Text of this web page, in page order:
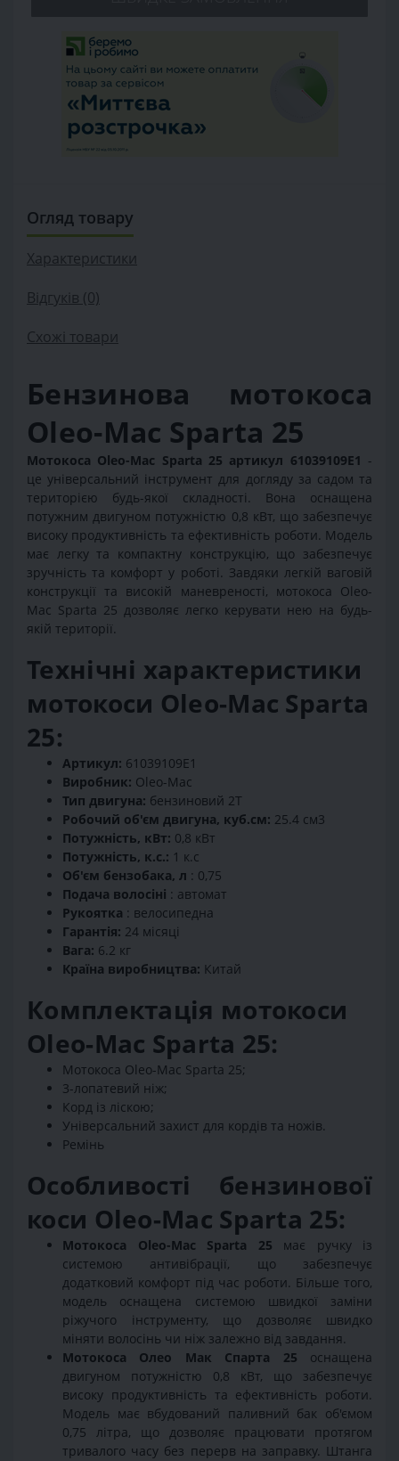
Огляд товару
Характеристики
Відгуків (0)
Схожі товари
Бензинова мотокоса
Oleo-Mac Sparta 25
Мотокоса Oleo-Mac Sparta 25 артикул 61039109E1 -
це універсальний інструмент для догляду за садом та
територією будь-якої складності. Вона оснащена
потужним двигуном потужністю 0,8 кВт, що забезпечує
високу продуктивність та ефективність роботи. Модель
має легку та компактну конструкцію, що забезпечує
зручність та комфорт у роботі. Завдяки легкій ваговій
конструкції та високій маневреності, мотокоса Oleo-
Mac Sparta 25 дозволяє легко керувати нею на будь-
якій території.
Технічні характеристики
мотокоси Oleo-Mac Sparta
25:
Артикул: 61039109E1
Виробник: Oleo-Mac
Тип двигуна: бензиновий 2Т
Робочий об'єм двигуна, куб.см: 25.4 см3
Потужність, кВт: 0,8 кВт
Потужність, к.с.: 1 к.с
Об'єм бензобака, л : 0,75
Подача волосіні : автомат
Рукоятка : велосипедна
Гарантія: 24 місяці
Вага: 6.2 кг
Країна виробництва: Китай
Комплектація мотокоси
Oleo-Mac Sparta 25:
Мотокоса Oleo-Mac Sparta 25;
3-лопатевий ніж;
Корд із ліскою;
Універсальний захист для кордів та ножів.
Ремінь
Особливості бензинової
коси Oleo-Mac Sparta 25:
Мотокоса Oleo-Mac Sparta 25 має ручку із
системою антивібрації, що забезпечує
додатковий комфорт під час роботи. Більше того,
модель оснащена системою швидкої заміни
ріжучого інструменту, що дозволяє швидко
міняти волосінь чи ніж залежно від завдання.
Мотокоса Олео Мак Спарта 25 оснащена
двигуном потужністю 0,8 кВт, що забезпечує
високу продуктивність та ефективність роботи.
Модель має вбудований паливний бак об'ємом
0,75 літра, що дозволяє працювати протягом
тривалого часу без перерв на заправку. Штанга